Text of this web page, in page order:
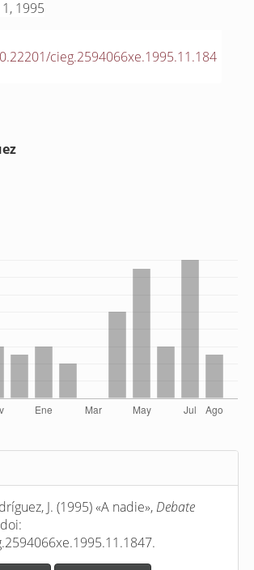
1995
cieg.2594066xe.1995.11.184
J. (1995) «A nadie», Debate